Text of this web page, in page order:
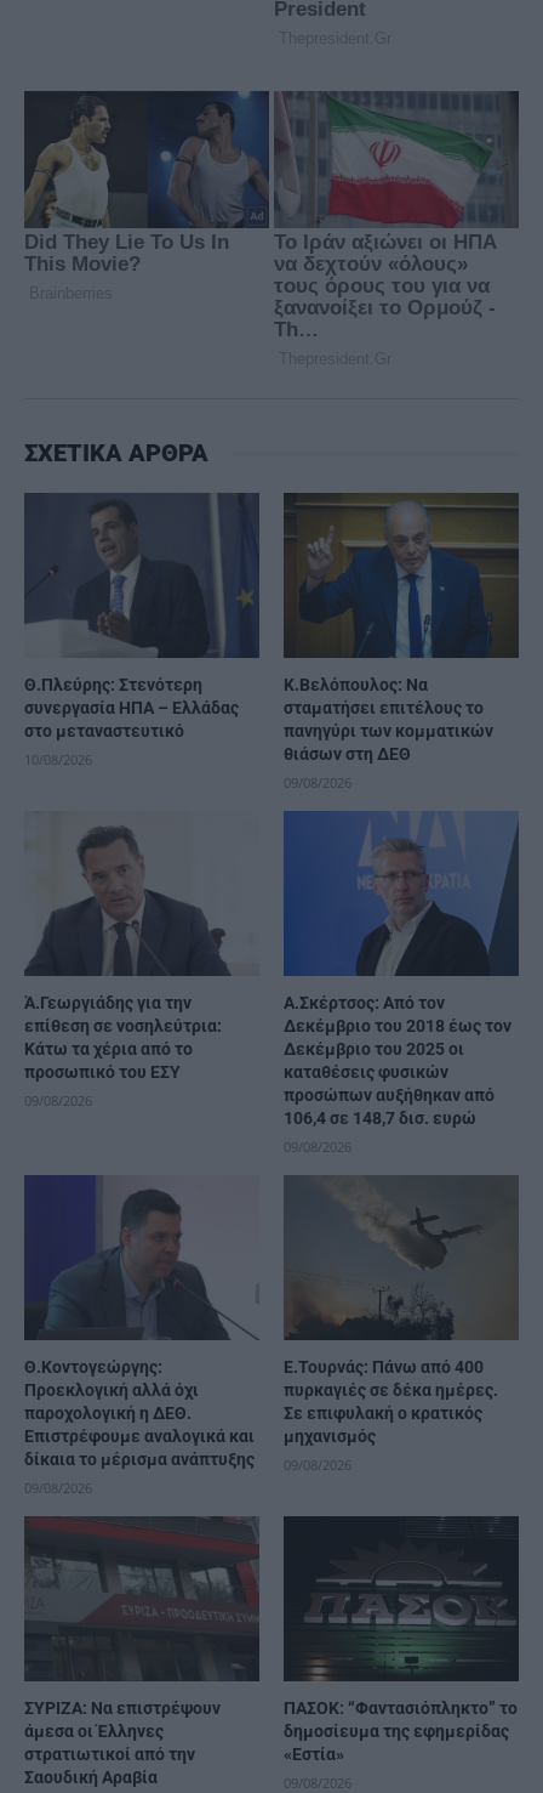
ΣΧΕΤΙΚΑ ΑΡΘΡΑ
Θ.Πλεύρης: Στενότερη
συνεργασία ΗΠΑ – Ελλάδας
στο μεταναστευτικό
10/08/2026
Κ.Βελόπουλος: Να
σταματήσει επιτέλους το
πανηγύρι των κομματικών
θιάσων στη ΔΕΘ
09/08/2026
Ά.Γεωργιάδης για την
επίθεση σε νοσηλεύτρια:
Κάτω τα χέρια από το
προσωπικό του ΕΣΥ
09/08/2026
A.Σκέρτσος: Από τον
Δεκέμβριο του 2018 έως τον
Δεκέμβριο του 2025 οι
καταθέσεις φυσικών
προσώπων αυξήθηκαν από
106,4 σε 148,7 δισ. ευρώ
09/08/2026
Θ.Κοντογεώργης:
Προεκλογική αλλά όχι
παροχολογική η ΔΕΘ.
Επιστρέφουμε αναλογικά και
δίκαια το μέρισμα ανάπτυξης
09/08/2026
Ε.Τουρνάς: Πάνω από 400
πυρκαγιές σε δέκα ημέρες.
Σε επιφυλακή ο κρατικός
μηχανισμός
09/08/2026
ΣΥΡΙΖΑ: Να επιστρέψουν
άμεσα οι Έλληνες
στρατιωτικοί από την
Σαουδική Αραβία
ΠΑΣΟΚ: “Φαντασιόπληκτο” το
δημοσίευμα της εφημερίδας
«Εστία»
09/08/2026